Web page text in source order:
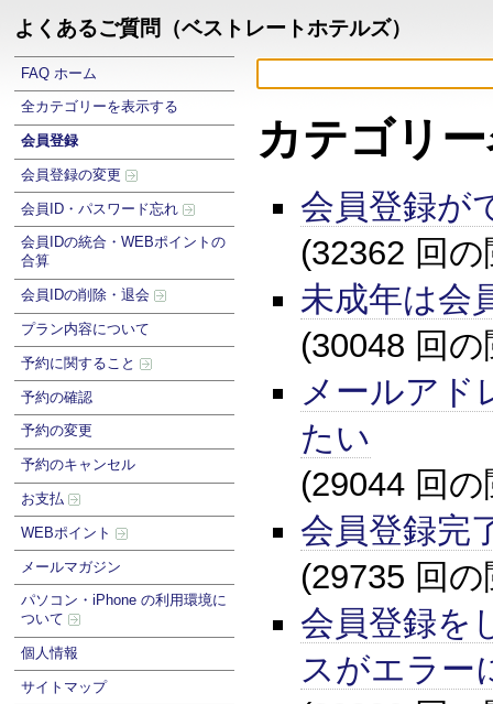
よくあるご質問（ベストレートホテルズ）
FAQ ホーム
全カテゴリーを表示する
会員登録
会員登録の変更
会員ID・パスワード忘れ
会員IDの統合・WEBポイントの
合算
会員IDの削除・退会
プラン内容について
予約に関すること
予約の確認
予約の変更
予約のキャンセル
お支払
WEBポイント
メールマガジン
パソコン・iPhone の利用環境に
ついて
個人情報
サイトマップ
カテゴリ
会員登録が
(32362 回
未成年は会
(30048 回
メールアド
たい
(29044 回
会員登録完
(29735 回
会員登録を
スがエラー